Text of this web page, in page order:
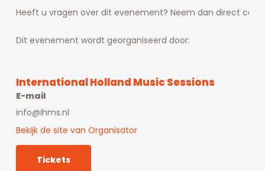
Heeft u vragen over dit evenement? Neem dan direct
Dit evenement wordt georganiseerd door:
International Holland Music Sessions
E-mail
info@ihms.nl
Bekijk de site van Organisator
Tickets